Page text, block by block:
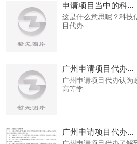
申请项目当中的科...
这是什么意思呢？科技
目代办...
广州申请项目代办...
广州申请项目代办认为
高等学...
广州申请项目代办...